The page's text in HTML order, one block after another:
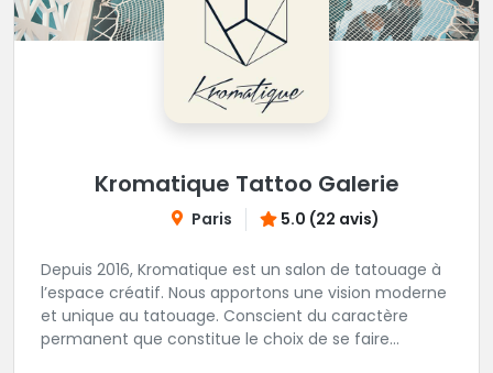
Kromatique Tattoo Galerie
Paris 5.0 (22 avis)
Depuis 2016, Kromatique est un salon de tatouage à
l’espace créatif. Nous apportons une vision moderne
et unique au tatouage. Conscient du caractère
permanent que constitue le choix de se faire